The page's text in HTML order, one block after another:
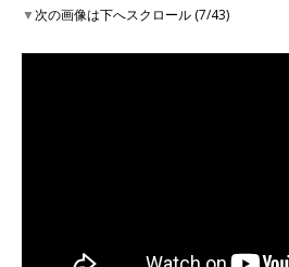
▼次の画像は下へスクロール (7/43)